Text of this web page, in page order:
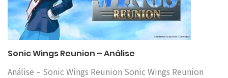
Sonic Wings Reunion – Análise
Análise – Sonic Wings Reunion Sonic Wings Reunion